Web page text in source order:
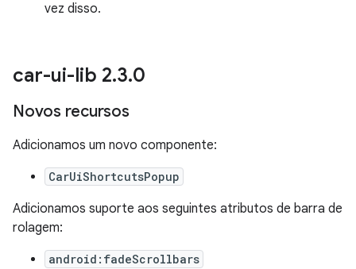
vez disso.
car-ui-lib 2.3.0
Novos recursos
Adicionamos um novo componente:
CarUiShortcutsPopup
Adicionamos suporte aos seguintes atributos de barra de
rolagem:
android:fadeScrollbars